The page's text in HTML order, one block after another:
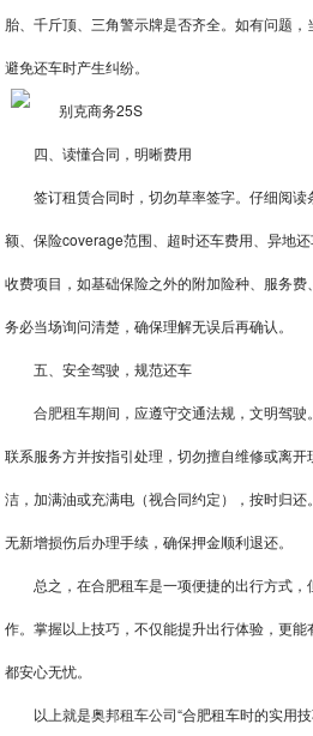
胎、千斤顶、三角警示牌是否齐全。如有问题，
避免还车时产生纠纷。
四、读懂合同，明晰费用
签订租赁合同时，切勿草率签字。仔细阅
额、保险coverage范围、超时还车费用、异地
收费项目，如基础保险之外的附加险种、服务费
务必当场询问清楚，确保理解无误后再确认。
五、安全驾驶，规范还车
合肥租车期间，应遵守交通法规，文明驾
联系服务方并按指引处理，切勿擅自维修或离
洁，加满油或充满电（视合同约定），按时归
无新增损伤后办理手续，确保押金顺利退还。
总之，在合肥租车是一项便捷的出行方式
作。掌握以上技巧，不仅能提升出行体验，更
都安心无忧。
以上就是奥邦租车公司“合肥租车时的实用